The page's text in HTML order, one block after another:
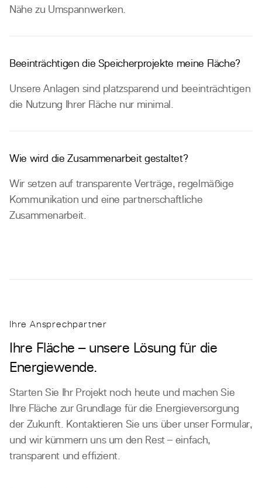
Nähe zu Umspannwerken.
Beeinträchtigen die Speicherprojekte meine Fläche?
Unsere Anlagen sind platzsparend und beeinträchtigen
die Nutzung Ihrer Fläche nur minimal.
Wie wird die Zusammenarbeit gestaltet?
Wir setzen auf transparente Verträge, regelmäßige
Kommunikation und eine partnerschaftliche
Zusammenarbeit.
Ihre Ansprechpartner
Ihre Fläche – unsere Lösung für die
Energiewende.
Starten Sie Ihr Projekt noch heute und machen Sie
Ihre Fläche zur Grundlage für die Energieversorgung
der Zukunft. Kontaktieren Sie uns über unser Formular,
und wir kümmern uns um den Rest – einfach,
transparent und effizient.